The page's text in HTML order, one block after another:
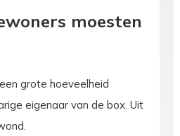
moesten
grote hoeveelheid
eigenaar van de box. Uit